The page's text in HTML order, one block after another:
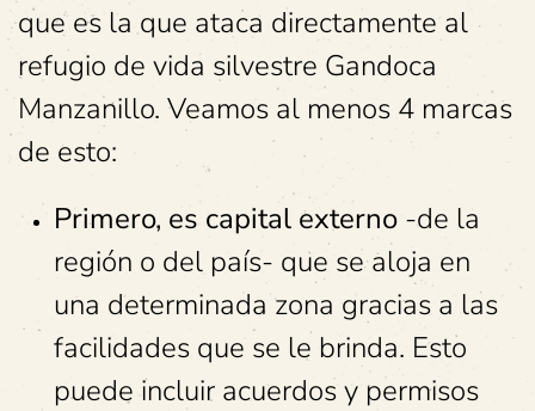
que es la que ataca directamente al
refugio de vida silvestre Gandoca
Manzanillo. Veamos al menos 4 marcas
de esto:
Primero, es capital externo -de la
región o del país- que se aloja en
una determinada zona gracias a las
facilidades que se le brinda. Esto
puede incluir acuerdos y permisos